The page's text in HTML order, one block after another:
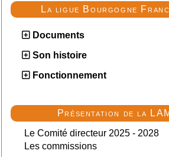
La ligue Bourgogne
Documents
Son histoire
Fonctionnement
Présentation de la
Le Comité directeur 2025 - 2028
Les commissions